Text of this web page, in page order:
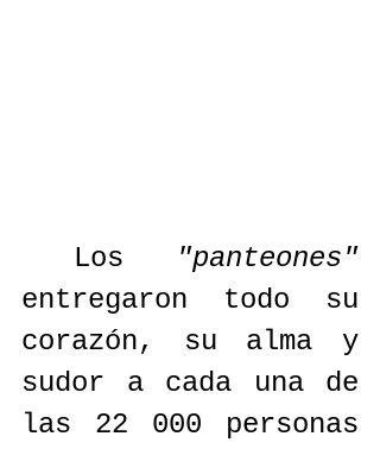
Los
"panteones"
entregaron todo su
corazón, su alma y
sudor a cada una de
las 22 000 personas